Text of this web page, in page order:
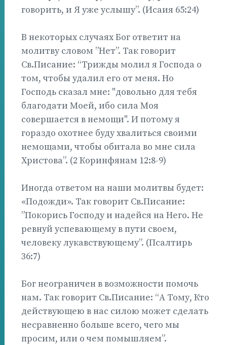
говорить, и Я уже услышу”. (Исаия 65:24)
В некоторых случаях Бог ответит на
молитву словом ”Нет”. Так говорит
Св.Писание: “Трижды молил я Господа о
том, чтобы удалил его от меня. Но
Господь сказал мне: "довольно для тебя
благодати Моей, ибо сила Моя
совершается в немощи". И потому я
гораздо охотнее буду хвалиться своими
немощами, чтобы обитала во мне сила
Христова”. (2 Коринфянам 12:8-9)
Иногда ответом на наши молитвы будет:
«Подожди». Так говорит Св.Писание:
”Покорись Господу и надейся на Него. Не
ревнуй успевающему в пути своем,
человеку лукавствующему”. (Псалтирь
36:7)
Бог неограничен в возможности помочь
нам. Так говорит Св.Писание: “А Тому, Кто
действующею в нас силою может сделать
несравненно больше всего, чего мы
просим, или о чем помышляем”.